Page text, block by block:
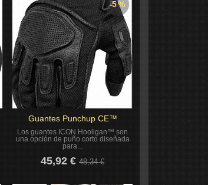
-5 %
Guantes Punchup CE™
Los guantes ICON Hooligan™ son
una opción de puño corto diseñada
para...
45,92 €48,34 €